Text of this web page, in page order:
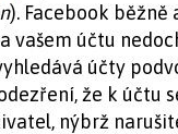
). Facebook
vašem účtu
účty
že k účtu
nýbrž